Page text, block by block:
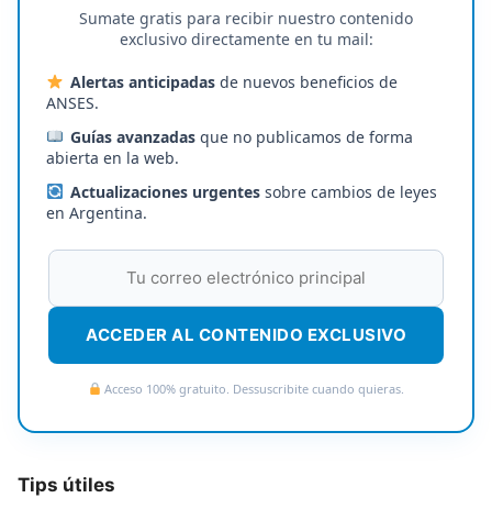
Sumate gratis para recibir nuestro contenido
exclusivo directamente en tu mail:
Alertas anticipadasde nuevos beneficios de
ANSES.
Guías avanzadasque no publicamos de forma
abierta en la web.
Actualizaciones urgentessobre cambios de leyes
en Argentina.
ACCEDER AL CONTENIDO EXCLUSIVO
Acceso 100% gratuito. Dessuscribite cuando quieras.
Tips útiles